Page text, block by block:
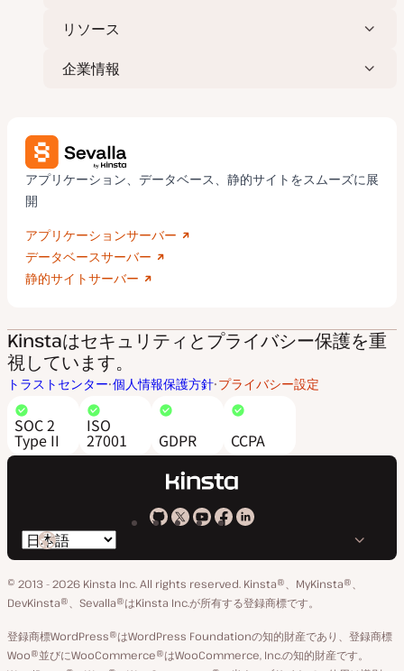
リソース
企業情報
アプリケーション、データベース、静的サイトをスムーズに展
開
アプリケーションサーバー
データベースサーバー
静的サイトサーバー
Kinstaはセキュリティとプライバシー保護を重
視しています。
トラストセンター 個人情報保護方針 プライバシー設定
SOC 2
Type II
ISO
27001 GDPR CCPA
Kinsta
GitHub
Kinsta
X
ア
カ
ウ
Kinsta
YouTube
Kinsta
Facebook
Kinsta
LinkedIn
ペ
ー
ジ
言
語
の
り
替
© 2013 - 2026 Kinsta Inc. All rights reserved. Kinsta®、MyKinsta®、
DevKinsta®、Sevalla®はKinsta Inc.が所有する登録商標です。
登録商標WordPress®はWordPress Foundationの知的財産であり、登録商標
Woo®並びにWooCommerce®はWooCommerce, Inc.の知的財産です。